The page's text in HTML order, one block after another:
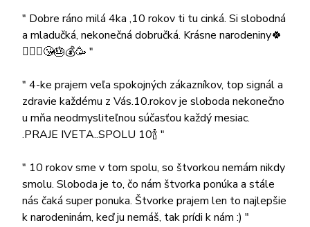
" Dobre ráno milá 4ka ,10 rokov ti tu cinká. Si slobodná
a mladučká, nekonečná dobručká. Krásne narodeniny🍀
💁🏻‍♀️😘🎂💰🥳 "
" 4-ke prajem veľa spokojných zákazníkov, top signál a
zdravie každému z Vás.10.rokov je sloboda nekonečno
u mňa neodmysliteľnou súčasťou každý mesiac.
.PRAJE IVETA..SPOLU 10🍾 "
" 10 rokov sme v tom spolu, so štvorkou nemám nikdy
smolu. Sloboda je to, čo nám štvorka ponúka a stále
nás čaká super ponuka. Štvorke prajem len to najlepšie
k narodeninám, keď ju nemáš, tak prídi k nám :) "